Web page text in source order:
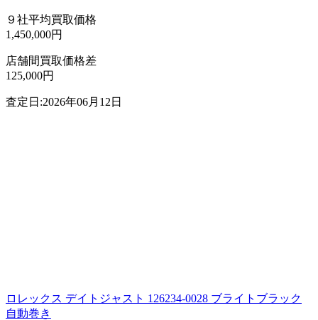
９社平均買取価格
1,450,000円
店舗間買取価格差
125,000円
査定日:2026年06月12日
ロレックス デイトジャスト 126234-0028 ブライトブラック
自動巻き